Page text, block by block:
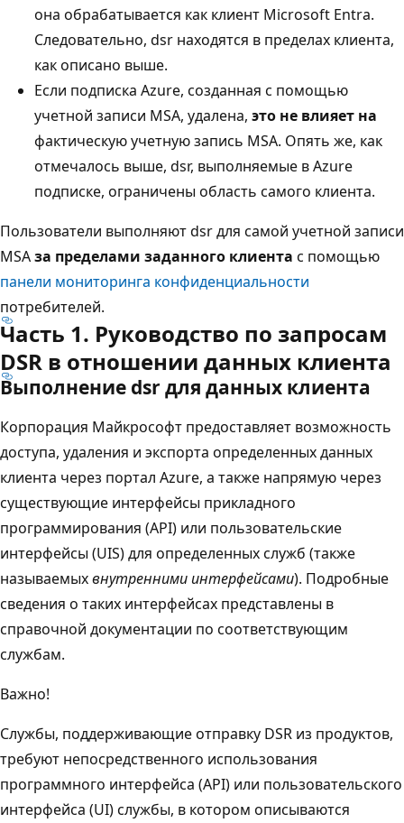
она обрабатывается как клиент Microsoft Entra.
Следовательно, dsr находятся в пределах клиента,
как описано выше.
Если подписка Azure, созданная с помощью
учетной записи MSA, удалена, это не влияет на
фактическую учетную запись MSA. Опять же, как
отмечалось выше, dsr, выполняемые в Azure
подписке, ограничены область самого клиента.
Пользователи выполняют dsr для самой учетной записи
MSAза пределами заданного клиента с помощью
панели мониторинга конфиденциальности
потребителей.
Часть 1. Руководство по запросам
DSR в отношении данных клиента
Выполнение dsr для данных клиента
Корпорация Майкрософт предоставляет возможность
доступа, удаления и экспорта определенных данных
клиента через портал Azure, а также напрямую через
существующие интерфейсы прикладного
программирования (API) или пользовательские
интерфейсы (UIS) для определенных служб (также
называемыхвнутренними интерфейсами). Подробные
сведения о таких интерфейсах представлены в
справочной документации по соответствующим
службам.
Важно!
Службы, поддерживающие отправку DSR из продуктов,
требуют непосредственного использования
программного интерфейса (API) или пользовательского
интерфейса (UI) службы, в котором описываются